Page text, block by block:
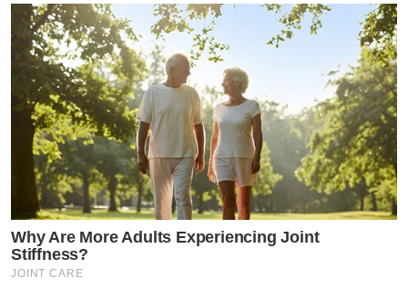
Why Are More Adults Experiencing Joint
Stiffness?
JOINT CARE